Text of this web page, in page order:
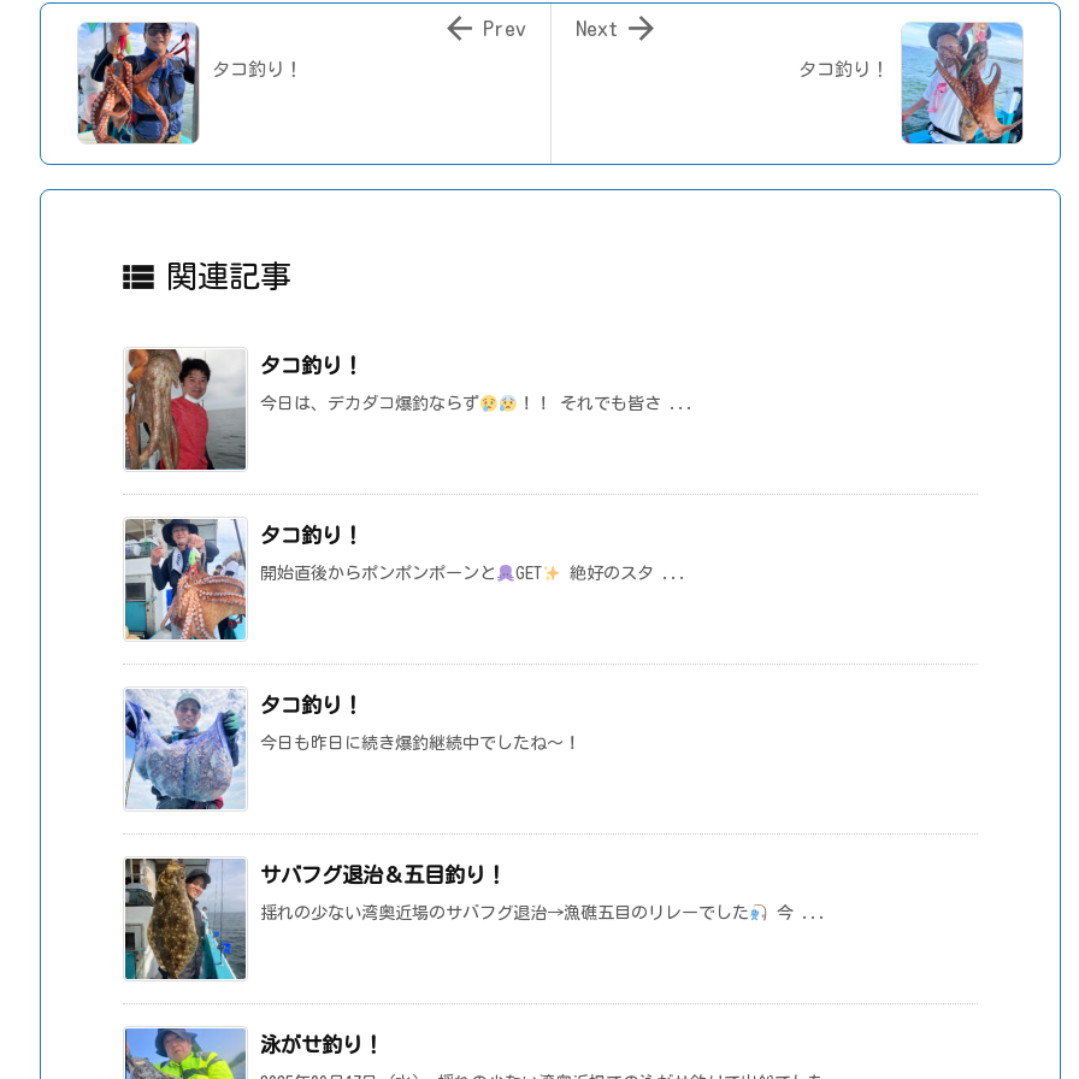
タコ釣り！

Next
タコ釣り！
 Prev
 関連記事
タコ釣り！
今日は、デカダコ爆釣ならず ！！ それでも皆さ ...
タコ釣り！
開始直後からポンポンポーンと GET 絶好のスタ ...
タコ釣り！
今日も昨日に続き爆釣継続中でしたね～！
サバフグ退治＆五目釣り！
揺れの少ない湾奥近場のサバフグ退治→漁礁五目のリレーでした 今 ...
泳がせ釣り！